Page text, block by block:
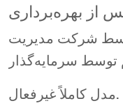
از بهره‌برداری
شرکت مدیریت
مدل کاملاً غیرفعال.